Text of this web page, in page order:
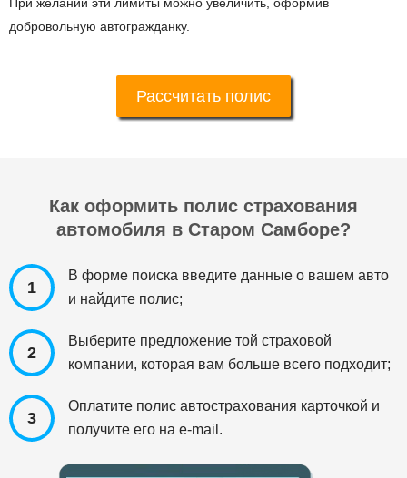
При желании эти лимиты можно увеличить, оформив
добровольную автогражданку.
Рассчитать полис
Как оформить полис страхования
автомобиля в Старом Самборе?
1
В форме поиска введите данные о вашем авто
и найдите полис;
2
Выберите предложение той страховой
компании, которая вам больше всего подходит;
3
Оплатите полис автострахования карточкой и
получите его на e-mail.